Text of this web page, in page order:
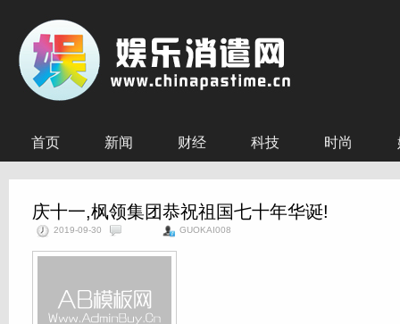
首页 新闻 财经 科技 时尚
庆十一,枫领集团恭祝祖国七十年华诞!
2019-09-30 GUOKAI008